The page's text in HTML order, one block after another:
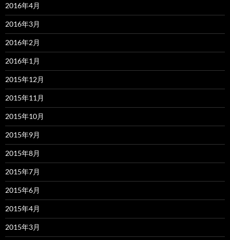
2016年4月
2016年3月
2016年2月
2016年1月
2015年12月
2015年11月
2015年10月
2015年9月
2015年8月
2015年7月
2015年6月
2015年4月
2015年3月